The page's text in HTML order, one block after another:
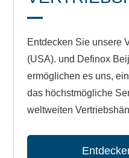
Entdecken Sie unsere
(USA). und Definox
ermöglichen es uns,
das höchstmögliche
weltweiten